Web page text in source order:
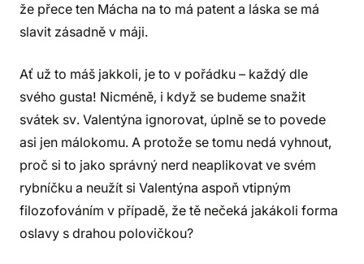
že přece ten Mácha na to má patent a láska se má
slavit zásadně v máji.
Ať už to máš jakkoli, je to v pořádku – každý dle
svého gusta! Nicméně, i když se budeme snažit
svátek sv. Valentýna ignorovat, úplně se to povede
asi jen málokomu. A protože se tomu nedá vyhnout,
proč si to jako správný nerd neaplikovat ve svém
rybníčku a neužít si Valentýna aspoň vtipným
filozofováním v případě, že tě nečeká jakákoli forma
oslavy s drahou polovičkou?